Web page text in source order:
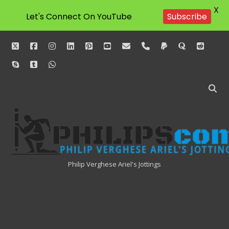
twitterfacebookinstagram
linkedinpinterestyoutube
emailphonepaypalquorareddit
skypetumblrwhatsapp
Philipscom
Associates
Philip Verghese Ariel's Jottings
Let's Connect On YouTube Subscribe
X